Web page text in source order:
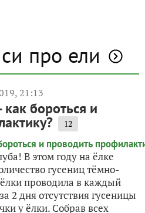
про ели
21:13
бороться и
12
В этом году на ёлке
гусениц тёмно-
проводила в каждый
2 дня отсутствия гусеницы
у ёлки. Собрав всех